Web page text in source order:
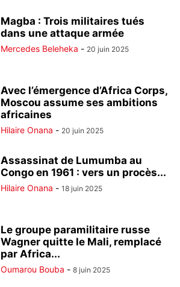
Magba : Trois militaires tués
dans une attaque armée
Mercedes Beleheka - 20 juin 2025
Avec l’émergence d’Africa Corps,
Moscou assume ses ambitions
africaines
Hilaire Onana - 20 juin 2025
Assassinat de Lumumba au
Congo en 1961 : vers un procès...
Hilaire Onana - 18 juin 2025
Le groupe paramilitaire russe
Wagner quitte le Mali, remplacé
par Africa...
Oumarou Bouba - 8 juin 2025